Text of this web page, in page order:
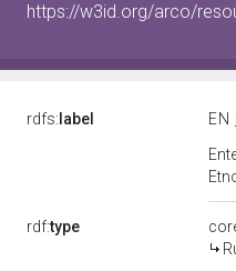
https://w3id.org/arco/
rdfs: label EN
rdf:type